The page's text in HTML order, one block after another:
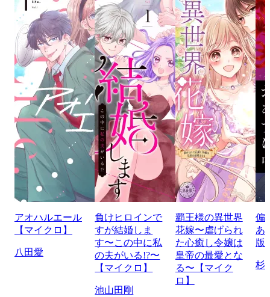
アオハルエール
【マイクロ】
八田愛
負けヒロインで
すが結婚しま
す〜この中に私
の夫がいる!?〜
【マイクロ】
池山田剛
覇王様の異世界
花嫁〜虐げられ
た心癒し令嬢は
皇帝の最愛とな
る〜【マイク
ロ】
偏
あ
版
杉